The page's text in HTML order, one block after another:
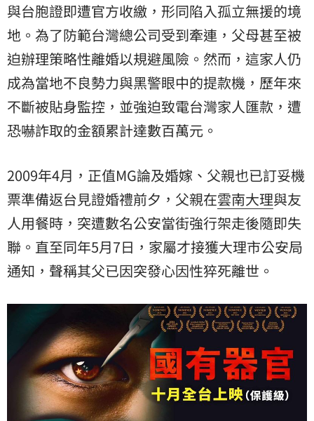
與台胞證即遭官方收繳，形同陷入孤立無援的境
地。為了防範台灣總公司受到牽連，父母甚至被
迫辦理策略性離婚以規避風險。然而，這家人仍
成為當地不良勢力與黑警眼中的提款機，歷年來
不斷被貼身監控，並強迫致電台灣家人匯款，遭
恐嚇詐取的金額累計達數百萬元。
2009年4月，正值MG論及婚嫁、父親也已訂妥機
票準備返台見證婚禮前夕，父親在雲南大理與友
人用餐時，突遭數名公安當街強行架走後隨即失
聯。直至同年5月7日，家屬才接獲大理市公安局
通知，聲稱其父已因突發心因性猝死離世。